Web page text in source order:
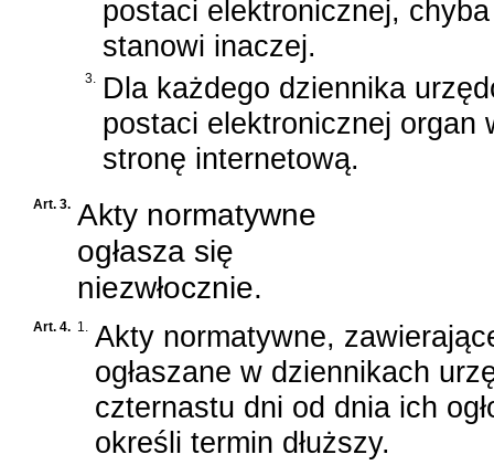
postaci elektronicznej,
stanowi inaczej.
3. Dla każdego dziennika
postaci elektronicznej organ
stronę internetową.
Art. 3. Akty normatywne
ogłasza się
niezwłocznie.
Art. 4. 1. Akty normatywne,
ogłaszane w dziennikach
czternastu dni od dnia ich
określi termin dłuższy.